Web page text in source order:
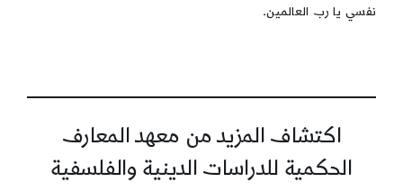
نفسي يا رب العالمين.
اكتشاف المزيد من معهد المعارف
الحكمية للدراسات الدينية والفلسفية